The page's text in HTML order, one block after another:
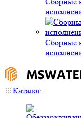
Сборные
Каталог